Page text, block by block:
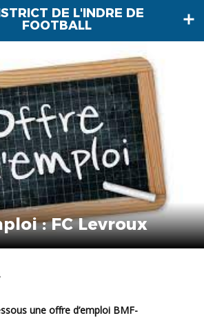
DE L'INDRE DE
FOOTBALL
Offre d’emploi : FC Levroux